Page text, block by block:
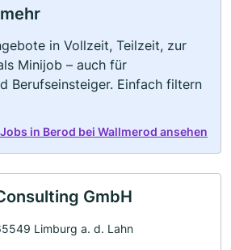
in Vollzeit, Teilzeit, zur
Minijob – auch für
Berufseinsteiger. Einfach filtern
in Berod bei Wallmerod ansehen
GmbH
Limburg a. d. Lahn